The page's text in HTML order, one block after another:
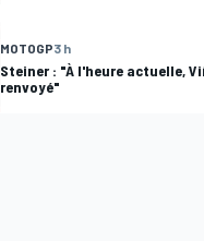
MOTOGP3 h
Steiner : "À l'heure actuelle,
renvoyé"